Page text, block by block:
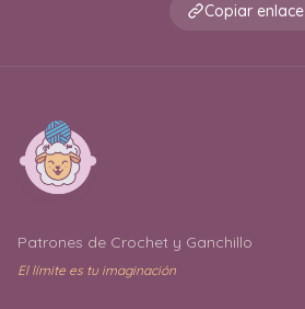
Copiar enlace
Patrones de Crochet y Ganchillo
El límite es tu imaginación